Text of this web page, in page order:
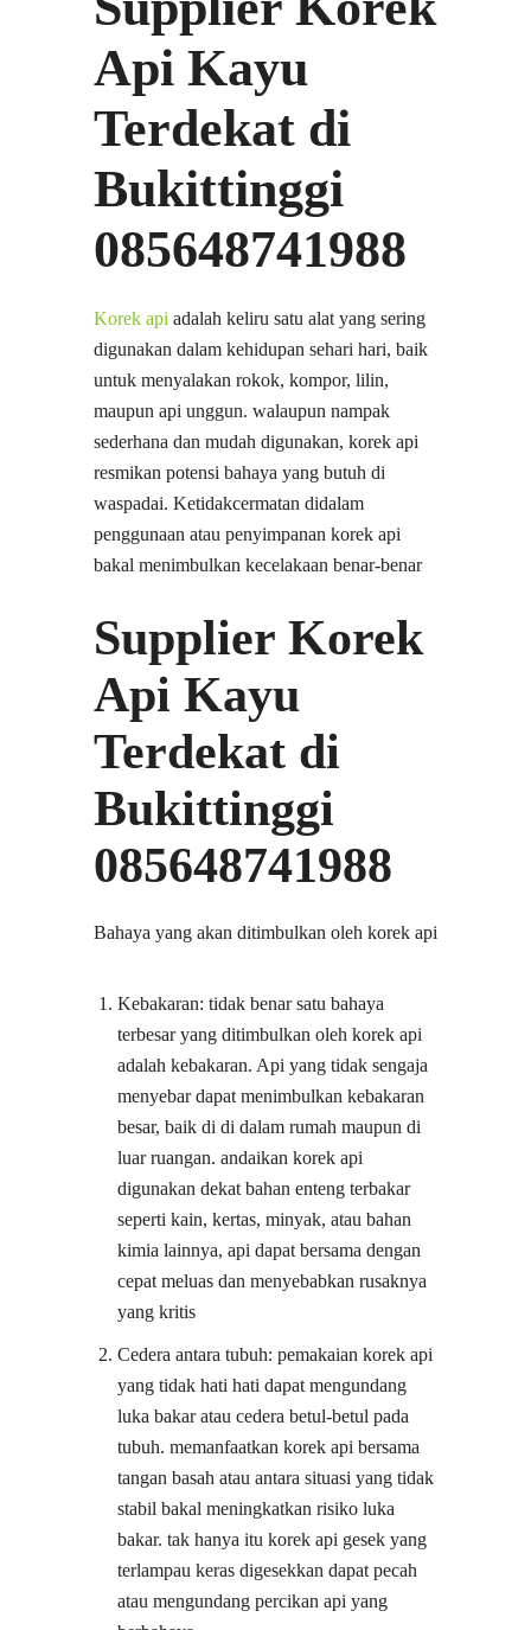
Api Kayu
Terdekat di
Bukittinggi
085648741988
Korek api adalah keliru satu alat yang sering
digunakan dalam kehidupan sehari hari, baik
untuk menyalakan rokok, kompor, lilin,
maupun api unggun. walaupun nampak
sederhana dan mudah digunakan, korek api
resmikan potensi bahaya yang butuh di
waspadai. Ketidakcermatan didalam
penggunaan atau penyimpanan korek api
bakal menimbulkan kecelakaan benar-benar
Supplier Korek
Api Kayu
Terdekat di
Bukittinggi
085648741988
Bahaya yang akan ditimbulkan oleh korek api
Kebakaran: tidak benar satu bahaya
terbesar yang ditimbulkan oleh korek api
adalah kebakaran. Api yang tidak sengaja
menyebar dapat menimbulkan kebakaran
besar, baik di di dalam rumah maupun di
luar ruangan. andaikan korek api
digunakan dekat bahan enteng terbakar
seperti kain, kertas, minyak, atau bahan
kimia lainnya, api dapat bersama dengan
cepat meluas dan menyebabkan rusaknya
yang kritis
Cedera antara tubuh: pemakaian korek api
yang tidak hati hati dapat mengundang
luka bakar atau cedera betul-betul pada
tubuh. memanfaatkan korek api bersama
tangan basah atau antara situasi yang tidak
stabil bakal meningkatkan risiko luka
bakar. tak hanya itu korek api gesek yang
terlampau keras digesekkan dapat pecah
atau mengundang percikan api yang